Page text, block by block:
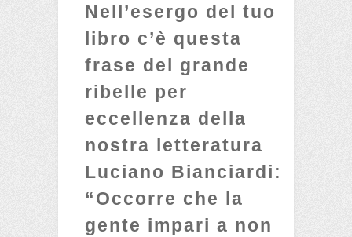
Nell’esergo del tuo
libro c’è questa
frase del grande
ribelle per
eccellenza della
nostra letteratura
Luciano Bianciardi:
“Occorre che la
gente impari a non